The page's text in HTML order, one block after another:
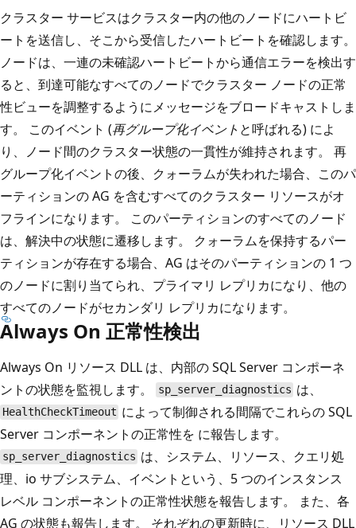
クラスター サービスはクラスター内の他のノードにハートビ
ートを送信し、そこから受信したハートビートを確認します。
ノードは、一連の未確認ハートビートから通信エラーを検出す
ると、到達可能なすべてのノードでクラスター ノードの正常
性ビューを調整するようにメッセージをブロードキャストしま
す。 このイベント (再グループ化イベント と呼ばれる) によ
り、ノード間のクラスター状態の一貫性が維持されます。 再
グループ化イベントの後、クォーラムが失われた場合、このパ
ーティションの AG を含むすべてのクラスター リソースがオ
フラインになります。 このパーティションのすべてのノード
は、解決中の状態に遷移します。 クォーラムを保持するパー
ティションが存在する場合、AG はそのパーティションの 1 つ
のノードに割り当てられ、プライマリ レプリカになり、他の
すべてのノードがセカンダリ レプリカになります。
Always On 正常性検出
Always On リソース DLL は、内部の SQL Server コンポーネ
ントの状態を監視します。
sp_server_diagnostics は、
HealthCheckTimeout によって制御される間隔でこれらの SQL
Server コンポーネントの正常性を に報告します。
sp_server_diagnostics は、システム、リソース、クエリ処
理、io サブシステム、イベントという、5 つのインスタンス
レベル コンポーネントの正常性状態を報告します。 また、各
AG の状態も報告します。 それぞれの更新時に、リソース DLL